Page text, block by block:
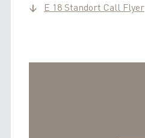
↓ E 18 Standort Call Flyer